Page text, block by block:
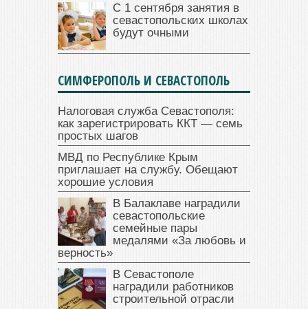
С 1 сентября занятия в
севастопольских школах
будут очными
СИМФЕРОПОЛЬ И СЕВАСТОПОЛЬ
Налоговая служба Севастополя:
как зарегистрировать ККТ — семь
простых шагов
МВД по Республике Крым
приглашает на службу. Обещают
хорошие условия
В Балаклаве наградили
севастопольские
семейные пары
медалями «За любовь и
верность»
В Севастополе
наградили работников
строительной отрасли